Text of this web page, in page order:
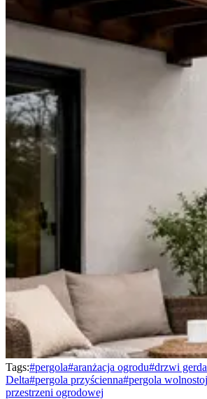
Tags:#pergola#aranżacja ogrodu#drzwi gerda
Delta#pergola przyścienna#pergola
przestrzeni ogrodowej